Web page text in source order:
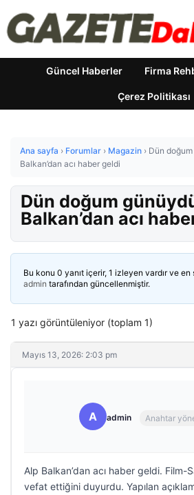
Güncel Haberler Firma
Çerez Politikası
Ana sayfa › Forumlar › Magazin › Dün
Balkan’dan acı haber geldi
Dün doğum
Balkan’dan acı
Bu konu 0 yanıt içerir, 1 izleyen vardır ve en
admin tarafından güncellenmiştir.
1 yazı görüntüleniyor (toplam 1)
Mayıs 13, 2026: 2:03 pm
A admin Anahtar
Alp Balkan’dan acı haber geldi. Film-
vefat ettiğini duyurdu. Yapılan